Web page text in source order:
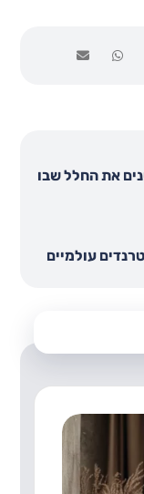
את החלל שבו
עולמיים